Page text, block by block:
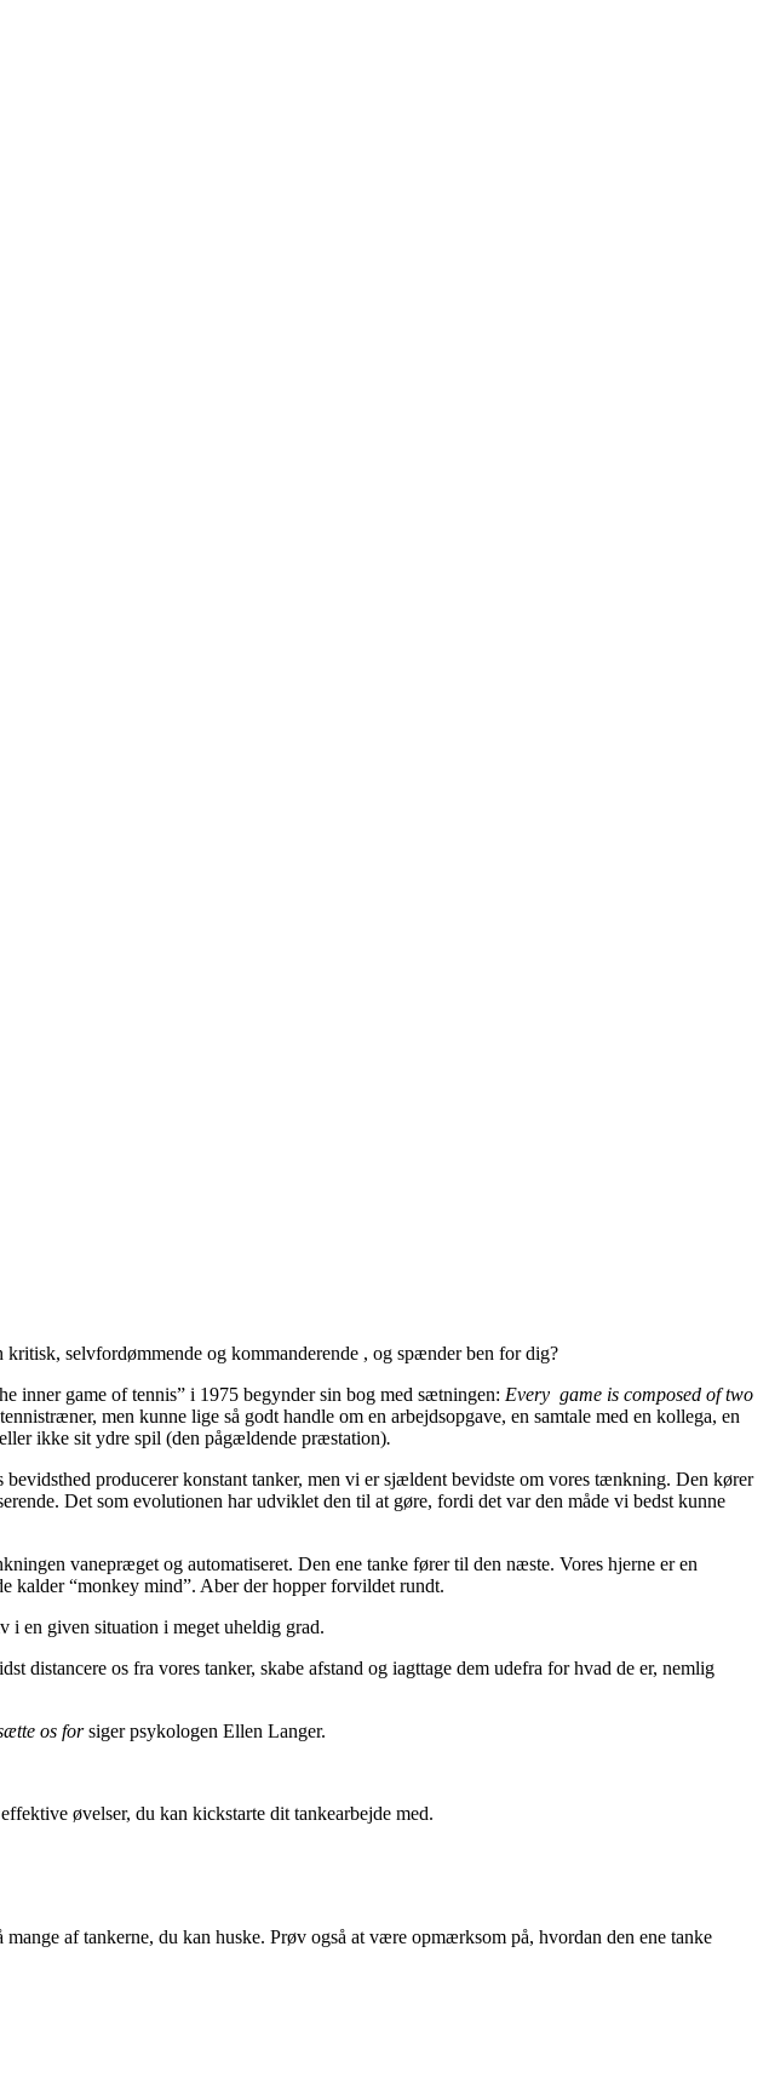
selvfordømmende og kommanderende , og spænder ben for dig?
inner game of tennis” i 1975 begynder sin bog med sætningen: Every game is composed of two
men kunne lige så godt handle om en arbejdsopgave, en samtale med en kollega, en
ikke sit ydre spil (den pågældende præstation).
producerer konstant tanker, men vi er sjældent bevidste om vores tænkning. Den kører
Det som evolutionen har udviklet den til at gøre, fordi det var den måde vi bedst kunne
vanepræget og automatiseret. Den ene tanke fører til den næste. Vores hjerne er en
kalder “monkey mind”. Aber der hopper forvildet rundt.
i en given situation i meget uheldig grad.
distancere os fra vores tanker, skabe afstand og iagttage dem udefra for hvad de er, nemlig
os forsiger psykologen Ellen Langer.
øvelser, du kan kickstarte dit tankearbejde med.
af tankerne, du kan huske. Prøv også at være opmærksom på, hvordan den ene tanke